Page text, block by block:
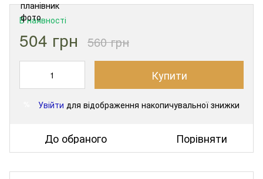
В наявності
504 грн 560 грн
Купити
Увійти для відображення накопичувальної знижки
До обраного Порівняти